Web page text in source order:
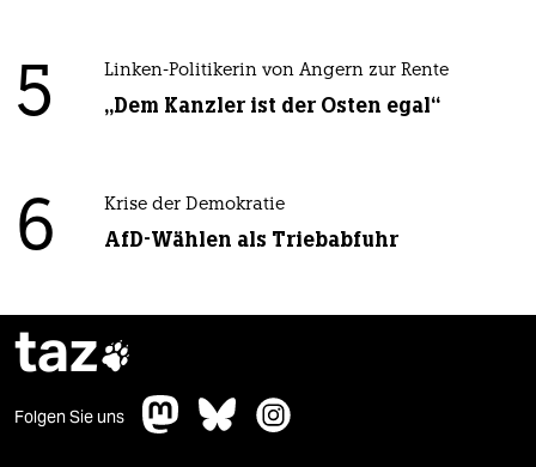
5 Linken-Politikerin von Angern zur Rente
„Dem Kanzler ist der Osten egal“
6 Krise der Demokratie
AfD-Wählen als Triebabfuhr
taz
Folgen Sie uns